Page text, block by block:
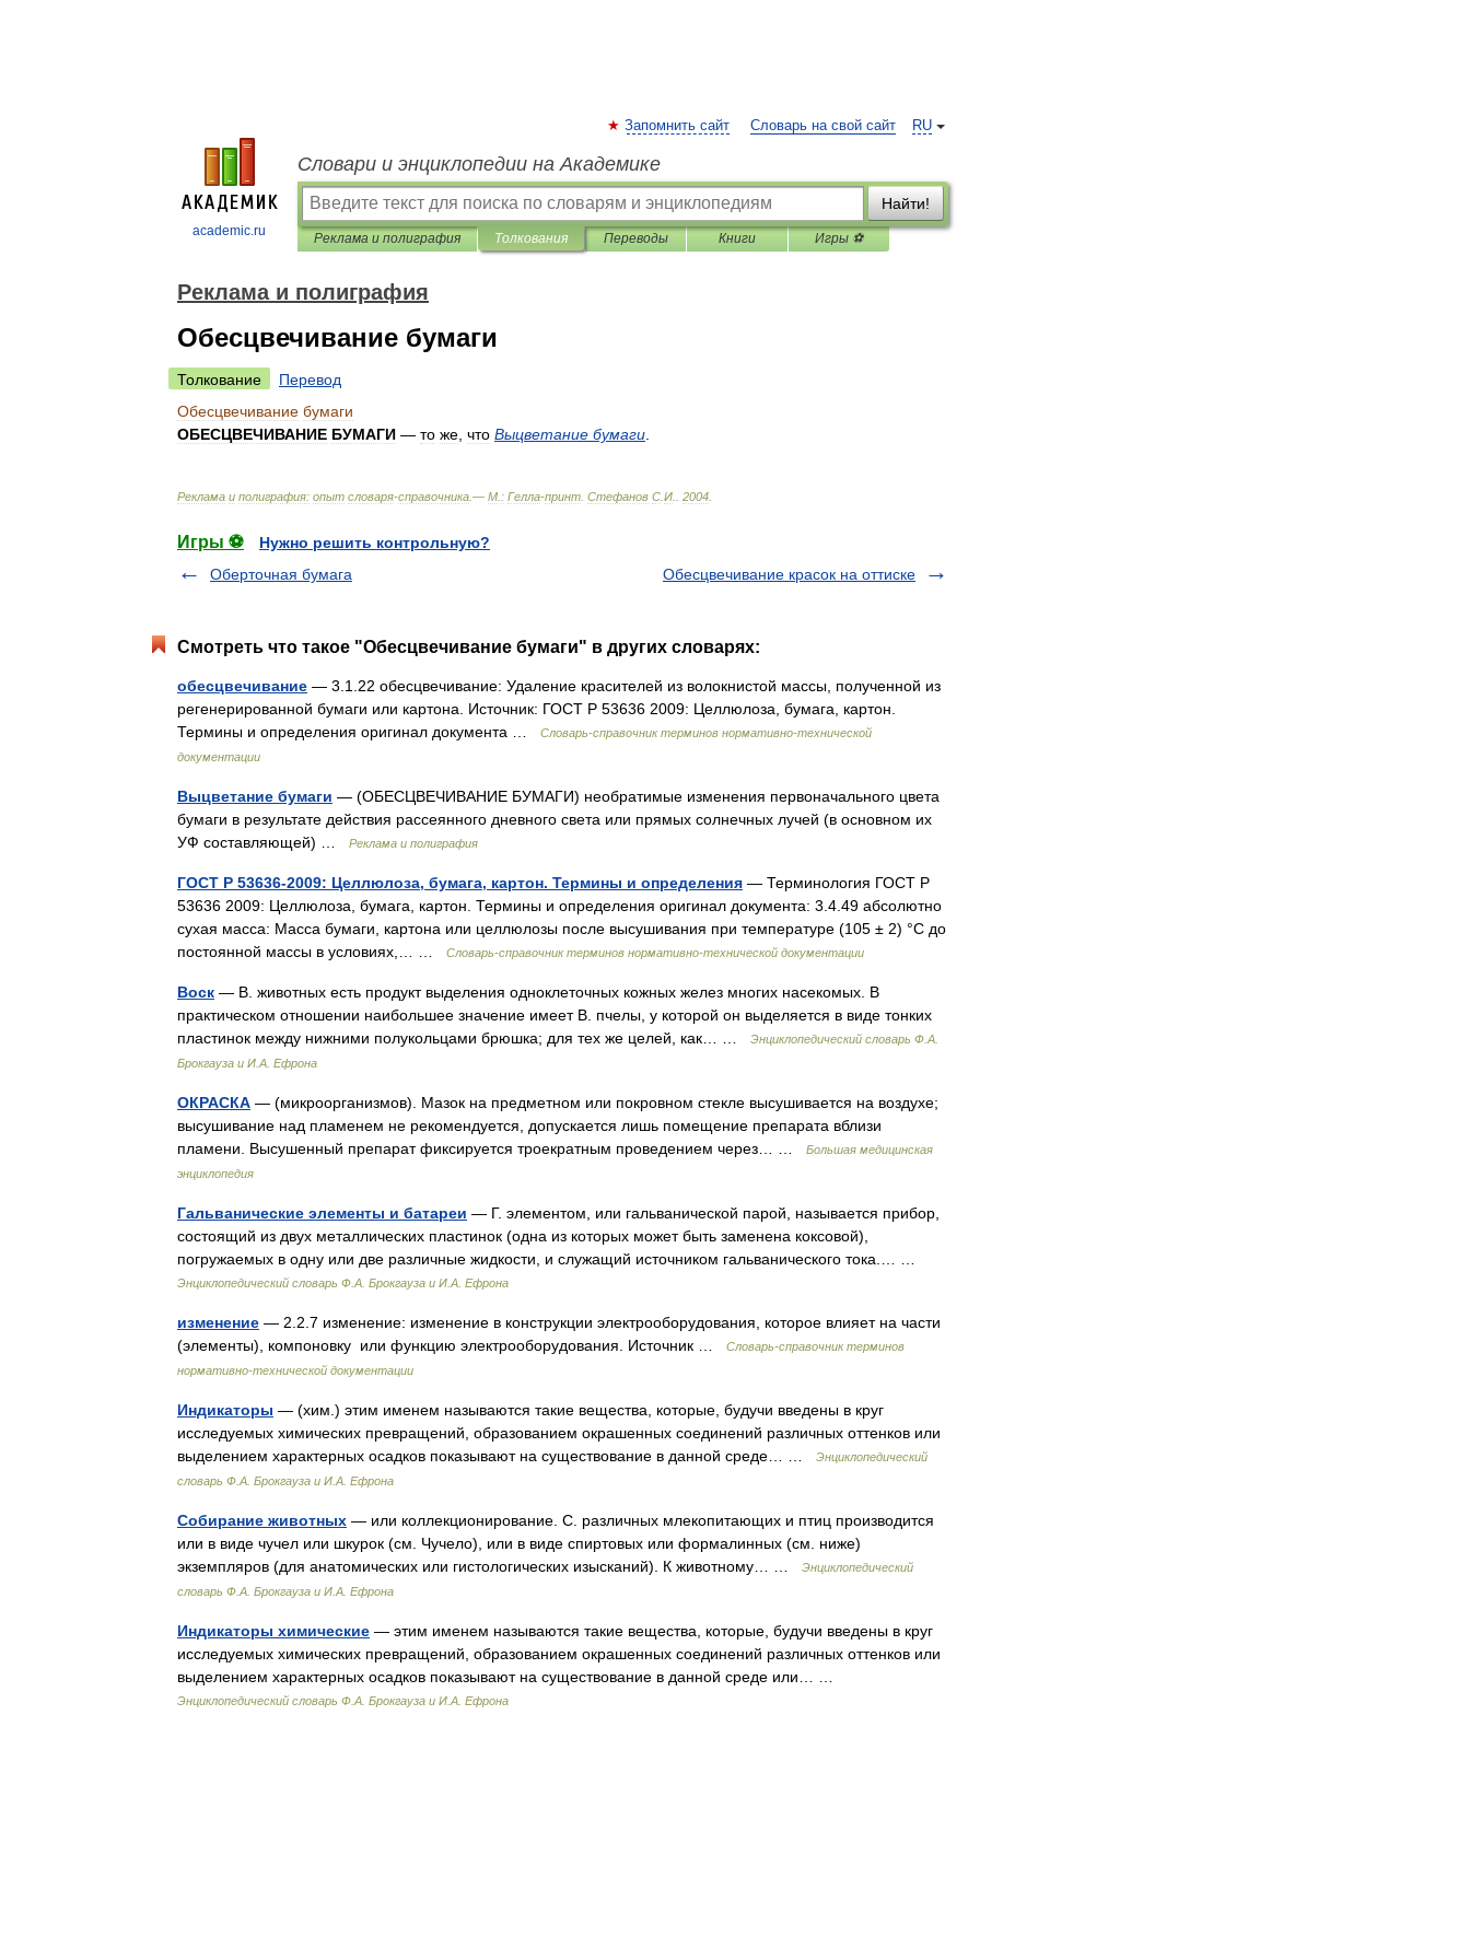
academic.ru
RU
Запомнить сайт Словарь на свой сайт
Словари и энциклопедии на Академике
Найти!
Реклама и полиграфия Толкования Переводы Книги Игры ⚽
Реклама и полиграфия
Обесцвечивание бумаги
Толкование
Перевод
Обесцвечивание бумаги
ОБЕСЦВЕЧИВАНИЕ БУМАГИ — то же что Выцветание бумаги
Реклама и полиграфия: опыт словаря-справочника .— М : Гелла-принт Стефанов С И 2004
Игры ⚽
Нужно решить контрольную?
Оберточная бумага
Обесцвечивание красок на оттиске
Смотреть что такое "Обесцвечивание бумаги" в других словарях:
обесцвечивание — 3.1.22 обесцвечивание: Удаление красителей из волокнистой массы, полученной из
регенерированной бумаги или картона. Источник: ГОСТ Р 53636 2009: Целлюлоза, бумага, картон.
Термины и определения оригинал документа …
Словарь-справочник терминов нормативно-технической
документации
Выцветание бумаги — (ОБЕСЦВЕЧИВАНИЕ БУМАГИ) необратимые изменения первоначального цвета
бумаги в результате действия рассеянного дневного света или прямых солнечных лучей (в основном их
УФ составляющей) …
Реклама и полиграфия
ГОСТ Р 53636-2009: Целлюлоза, бумага, картон. Термины и определения — Терминология ГОСТ Р
53636 2009: Целлюлоза, бумага, картон. Термины и определения оригинал документа: 3.4.49 абсолютно
сухая масса: Масса бумаги, картона или целлюлозы после высушивания при температуре (105 ± 2) °С до
постоянной массы в условиях,… …
Словарь-справочник терминов нормативно-технической документации
Воск — В. животных есть продукт выделения одноклеточных кожных желез многих насекомых. В
практическом отношении наибольшее значение имеет В. пчелы, у которой он выделяется в виде тонких
пластинок между нижними полукольцами брюшка; для тех же целей, как… …
Энциклопедический словарь Ф.А.
Брокгауза и И.А. Ефрона
ОКРАСКА — (микроорганизмов). Мазок на предметном или покровном стекле высушивается на воздухе;
высушивание над пламенем не рекомендуется, допускается лишь помещение препарата вблизи
пламени. Высушенный препарат фиксируется троекратным проведением через… …
Большая медицинская
энциклопедия
Гальванические элементы и батареи — Г. элементом, или гальванической парой, называется прибор,
состоящий из двух металлических пластинок (одна из которых может быть заменена коксовой),
погружаемых в одну или две различные жидкости, и служащий источником гальванического тока.… …
Энциклопедический словарь Ф.А. Брокгауза и И.А. Ефрона
изменение — 2.2.7 изменение: изменение в конструкции электрооборудования, которое влияет на части
(элементы), компоновку или функцию электрооборудования. Источник …
Словарь-справочник терминов
нормативно-технической документации
Индикаторы — (хим.) этим именем называются такие вещества, которые, будучи введены в круг
исследуемых химических превращений, образованием окрашенных соединений различных оттенков или
выделением характерных осадков показывают на существование в данной среде… …
Энциклопедический
словарь Ф.А. Брокгауза и И.А. Ефрона
Собирание животных — или коллекционирование. С. различных млекопитающих и птиц производится
или в виде чучел или шкурок (см. Чучело), или в виде спиртовых или формалинных (см. ниже)
экземпляров (для анатомических или гистологических изысканий). К животному… …
Энциклопедический
словарь Ф.А. Брокгауза и И.А. Ефрона
Индикаторы химические — этим именем называются такие вещества, которые, будучи введены в круг
исследуемых химических превращений, образованием окрашенных соединений различных оттенков или
выделением характерных осадков показывают на существование в данной среде или… …
Энциклопедический словарь Ф.А. Брокгауза и И.А. Ефрона